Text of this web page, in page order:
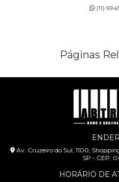
ESCOLA DE DIREÇÕES
TREINAMENTOS PARA
(11)
Páginas
Av. Cruzeiro do Sul, 1100,
SP - CEP:
HORÁRIO DE